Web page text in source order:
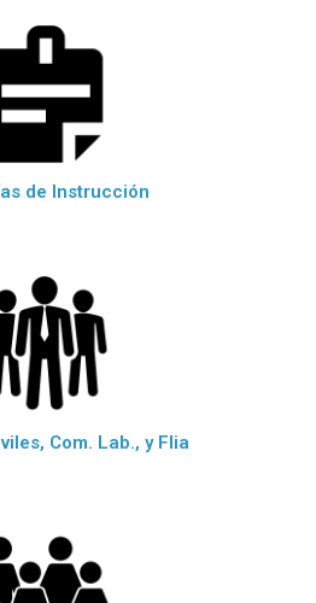
de Instrucción
Com. Lab., y Flia